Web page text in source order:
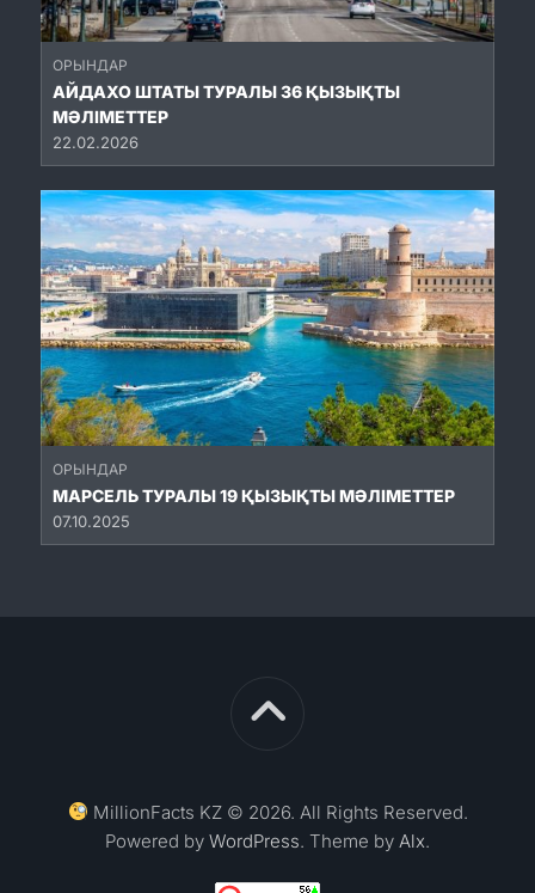
ОРЫНДАР
АЙДАХО ШТАТЫ ТУРАЛЫ 36 ҚЫЗЫҚТЫ
МӘЛІМЕТТЕР
22.02.2026
ОРЫНДАР
МАРСЕЛЬ ТУРАЛЫ 19 ҚЫЗЫҚТЫ МӘЛІМЕТТЕР
07.10.2025
MillionFacts KZ © 2026. All Rights Reserved.
Powered by WordPress. Theme by Alx.